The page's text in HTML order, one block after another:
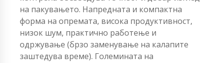
на пакувањето. Напредната и компактна
форма на опремата, висока продуктивност,
низок шум, практично работење и
одржување (брзо заменување на калапите
заштедува време). Големината на